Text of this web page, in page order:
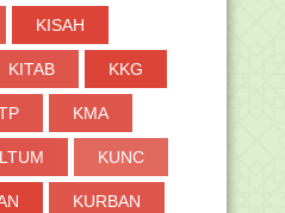
KISAH
KITAB KKG
KMA
KUNC
KURBAN